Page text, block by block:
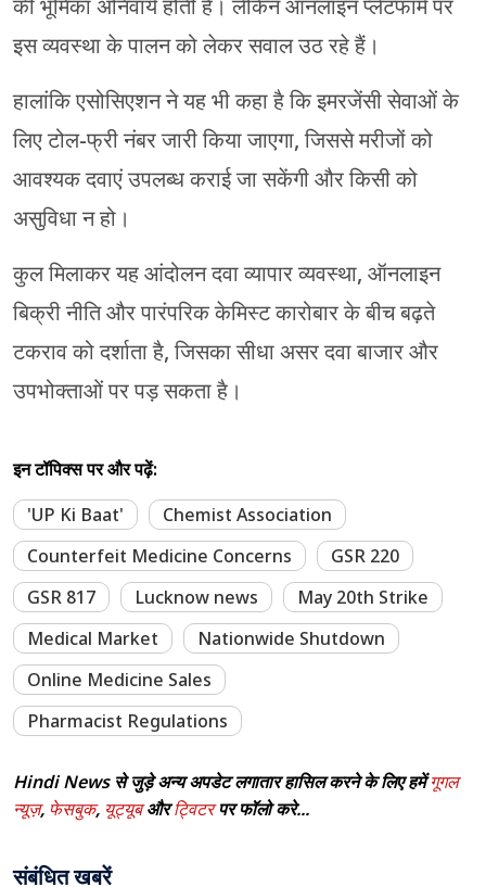
इस व्यवस्था के पालन को लेकर सवाल उठ रहे हैं।
हालांकि एसोसिएशन ने यह भी कहा है कि इमरजेंसी सेवाओं के
लिए टोल-फ्री नंबर जारी किया जाएगा, जिससे मरीजों को
आवश्यक दवाएं उपलब्ध कराई जा सकेंगी और किसी को
असुविधा न हो।
कुल मिलाकर यह आंदोलन दवा व्यापार व्यवस्था, ऑनलाइन
बिक्री नीति और पारंपरिक केमिस्ट कारोबार के बीच बढ़ते
टकराव को दर्शाता है, जिसका सीधा असर दवा बाजार और
उपभोक्ताओं पर पड़ सकता है।
इन टॉपिक्स पर और पढ़ें:
'UP Ki Baat'
Chemist Association
Counterfeit Medicine Concerns
GSR 220
GSR 817
Lucknow news
May 20th Strike
Medical Market
Nationwide Shutdown
Online Medicine Sales
Pharmacist Regulations
Hindi News से जुड़े अन्य अपडेट लगातार हासिल करने के लिए हमेंगूगल
न्यूज़, फेसबुक, यूट्यूबऔरट्विटरपर फॉलो करे...
संबंधित खबरें